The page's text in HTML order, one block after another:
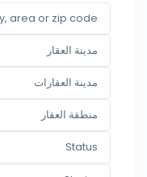
مدينة العقار
Status